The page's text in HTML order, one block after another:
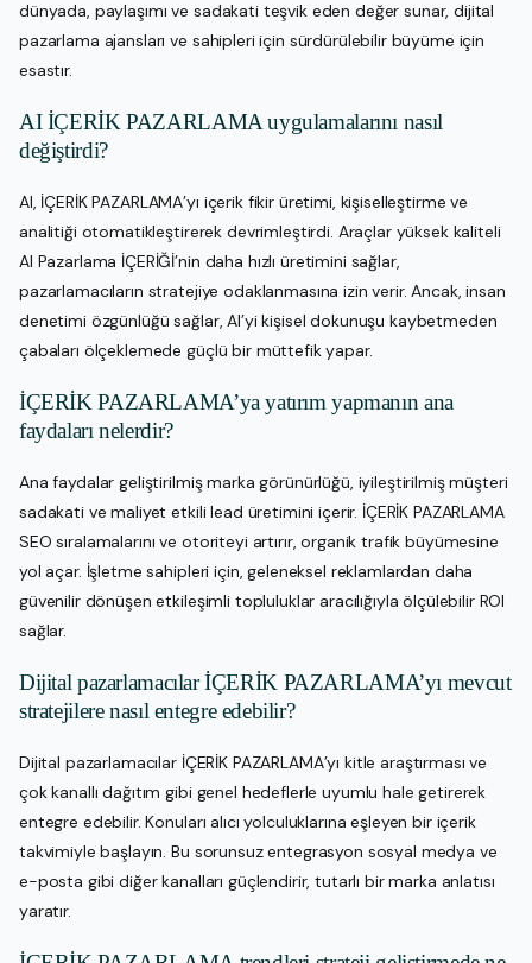
dünyada, paylaşımı ve sadakati teşvik eden değer sunar, dijital
pazarlama ajansları ve sahipleri için sürdürülebilir büyüme için
esastır.
AI İÇERİK PAZARLAMA uygulamalarını nasıl
değiştirdi?
AI, İÇERİK PAZARLAMA’yı içerik fikir üretimi, kişiselleştirme ve
analitiği otomatikleştirerek devrimleştirdi. Araçlar yüksek kaliteli
AI Pazarlama İÇERİĞİ’nin daha hızlı üretimini sağlar,
pazarlamacıların stratejiye odaklanmasına izin verir. Ancak, insan
denetimi özgünlüğü sağlar, AI’yi kişisel dokunuşu kaybetmeden
çabaları ölçeklemede güçlü bir müttefik yapar.
İÇERİK PAZARLAMA’ya yatırım yapmanın ana
faydaları nelerdir?
Ana faydalar geliştirilmiş marka görünürlüğü, iyileştirilmiş müşteri
sadakati ve maliyet etkili lead üretimini içerir. İÇERİK PAZARLAMA
SEO sıralamalarını ve otoriteyi artırır, organik trafik büyümesine
yol açar. İşletme sahipleri için, geleneksel reklamlardan daha
güvenilir dönüşen etkileşimli topluluklar aracılığıyla ölçülebilir ROI
sağlar.
Dijital pazarlamacılar İÇERİK PAZARLAMA’yı mevcut
stratejilere nasıl entegre edebilir?
Dijital pazarlamacılar İÇERİK PAZARLAMA’yı kitle araştırması ve
çok kanallı dağıtım gibi genel hedeflerle uyumlu hale getirerek
entegre edebilir. Konuları alıcı yolculuklarına eşleyen bir içerik
takvimiyle başlayın. Bu sorunsuz entegrasyon sosyal medya ve
e-posta gibi diğer kanalları güçlendirir, tutarlı bir marka anlatısı
yaratır.